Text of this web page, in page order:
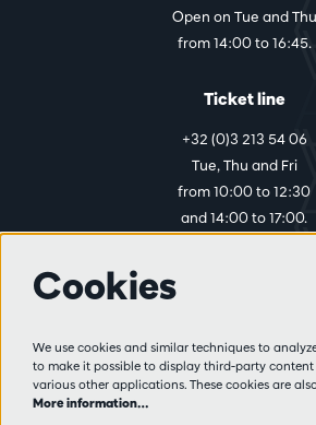
Open on Tue and Thu
from 14:00 to 16:45.
Ticket line
+32 (0)3 213 54 06
Tue, Thu and Fri
from 10:00 to 12:30
and 14:00 to 17:00.
Visitor rules
Privacy
Cookies
We use cookies and similar techniques to
to make it possible to display third-party
various other applications. These cookies are
More information…